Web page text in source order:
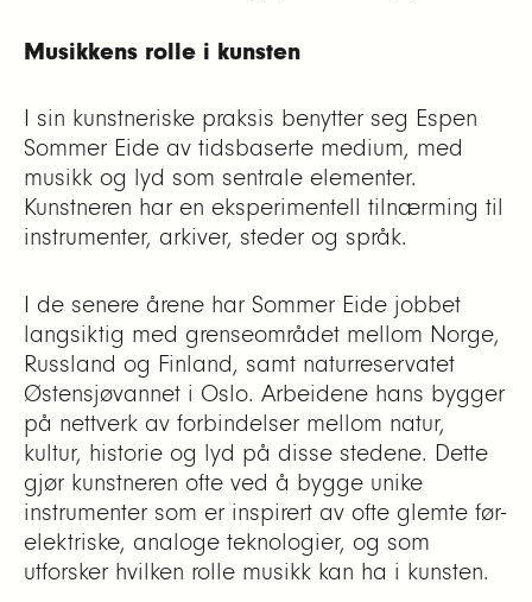
Musikkens rolle i kunsten
I sin kunstneriske praksis benytter seg Espen
Sommer Eide av tidsbaserte medium, med
musikk og lyd som sentrale elementer.
Kunstneren har en eksperimentell tilnærming til
instrumenter, arkiver, steder og språk.
I de senere årene har Sommer Eide jobbet
langsiktig med grenseområdet mellom Norge,
Russland og Finland, samt naturreservatet
Østensjøvannet i Oslo. Arbeidene hans bygger
på nettverk av forbindelser mellom natur,
kultur, historie og lyd på disse stedene. Dette
gjør kunstneren ofte ved å bygge unike
instrumenter som er inspirert av ofte glemte før-
elektriske, analoge teknologier, og som
utforsker hvilken rolle musikk kan ha i kunsten.